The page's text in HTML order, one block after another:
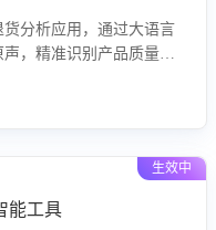
分析应用，通过大语言
，精准识别产品质量、
从根本上降低退货率，
生效中
能工具